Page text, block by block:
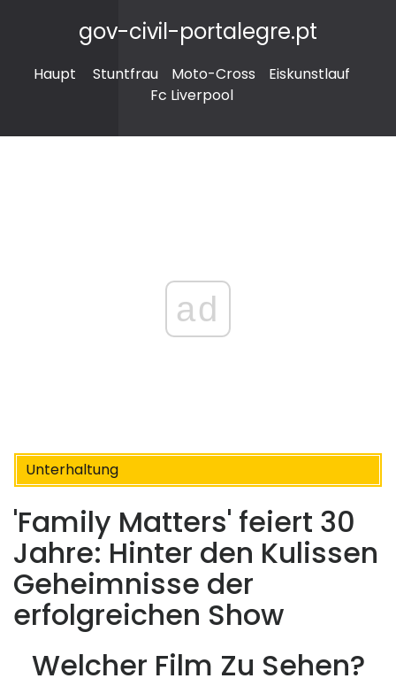
gov-civil-portalegre.pt
Haupt Stuntfrau Moto-Cross
Eiskunstlauf
Fc Liverpool
ad
Unterhaltung
'Family Matters' feiert 30
Jahre: Hinter den Kulissen
Geheimnisse der
erfolgreichen Show
Welcher Film Zu Sehen?